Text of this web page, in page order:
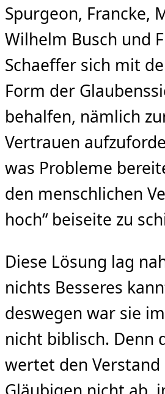
Spurgeon, Francke,
Wilhelm Busch und
Schaeffer sich mit
Form der
behalfen, nämlich
Vertrauen
was Probleme
den menschlichen
hoch“ beiseite zu
Diese Lösung lag
nichts Besseres
deswegen war sie
nicht biblisch. Denn
wertet den Verstand